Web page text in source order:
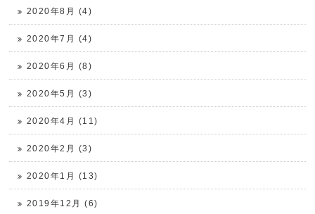
2020年8月 (4)
2020年7月 (4)
2020年6月 (8)
2020年5月 (3)
2020年4月 (11)
2020年2月 (3)
2020年1月 (13)
2019年12月 (6)